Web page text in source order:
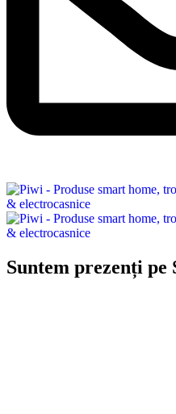
Suntem prezenți pe